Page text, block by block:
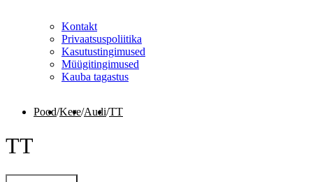
Kontakt
Privaatsuspoliitika
Kasutustingimused
Müügitingimused
Kauba tagastus
Pood/Kere/Audi/TT
TT